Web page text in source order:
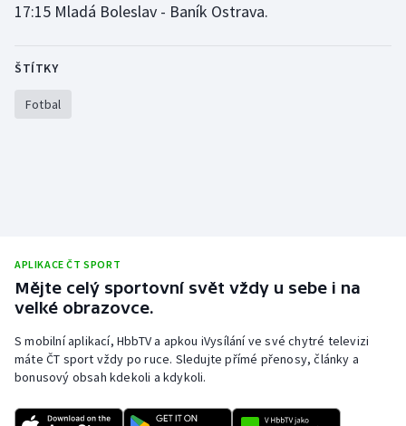
Volejbal
Ostatní
17:15 Mladá Boleslav - Baník Ostrava.
ŠTÍTKY
Fotbal
APLIKACE ČT SPORT
Mějte celý sportovní svět vždy u sebe i na
velké obrazovce.
S mobilní aplikací, HbbTV a apkou iVysílání ve své chytré televizi
máte ČT sport vždy po ruce. Sledujte přímé přenosy, články a
bonusový obsah kdekoli a kdykoli.